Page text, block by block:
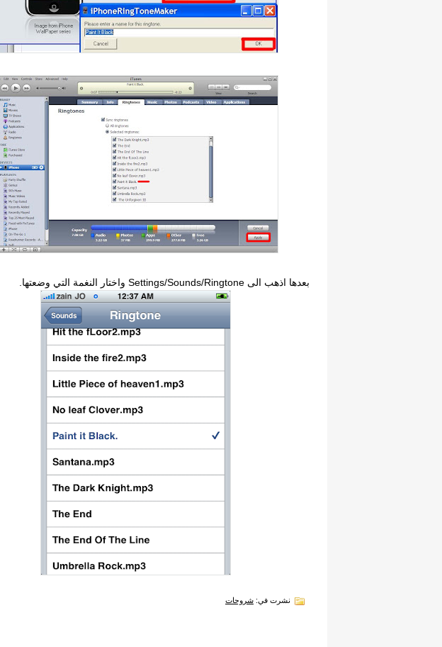
بعدها اذهب الى Settings/Sounds/Ringtone واختار النغمة التي وضعتها.
نشرت في: شروحات